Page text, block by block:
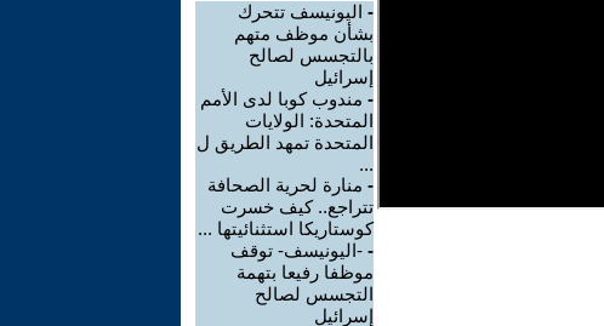
- اليونيسف تتحرك
بشأن موظف متهم
بالتجسس لصالح
إسرائيل
- مندوب كوبا لدى الأمم
المتحدة: الولايات
المتحدة تمهد الطريق ل
...
- منارة لحرية الصحافة
تتراجع.. كيف خسرت
كوستاريكا استثنائيتها ...
- -اليونيسف- توقف
موظفا رفيعا بتهمة
التجسس لصالح
إسرائيل